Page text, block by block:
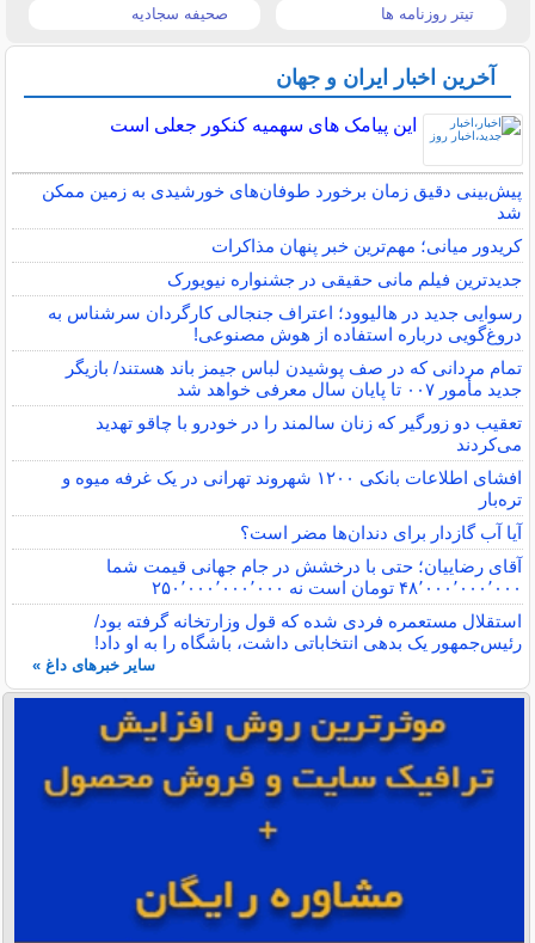
تیتر روزنامه ها صحیفه سجادیه
آخرین اخبار ایران و جهان
این پیامک های سهمیه کنکور جعلی است
پیش‌بینی دقیق زمان برخورد طوفان‌های خورشیدی به زمین ممکن
شد
کریدور میانی؛ مهم‌ترین خبر پنهان مذاکرات
جدیدترین فیلم مانی حقیقی در جشنواره نیویورک
رسوایی جدید در هالیوود؛ اعتراف جنجالی کارگردان سرشناس به
دروغ‌گویی درباره استفاده از هوش مصنوعی!
تمام مردانی که در صف پوشیدن لباس جیمز باند هستند/ بازیگر
جدید مأمور ۰۰۷ تا پایان سال معرفی خواهد شد
تعقیب دو زورگیر که زنان سالمند را در خودرو با چاقو تهدید
می‌کردند
افشای اطلاعات بانکی ۱۲۰۰ شهروند تهرانی در یک غرفه میوه و
تره‌بار
آیا آب گازدار برای دندان‌ها مضر است؟
آقای رضاییان؛ حتی با درخشش در جام جهانی قیمت شما
۴۸٬۰۰۰٬۰۰۰٬۰۰۰ تومان است نه ۲۵۰٬۰۰۰٬۰۰۰٬۰۰۰
استقلال مستعمره فردی شده که قول وزارتخانه گرفته بود/
رئیس‌جمهور یک بدهی انتخاباتی داشت، باشگاه را به او داد!
سایر خبرهای داغ »